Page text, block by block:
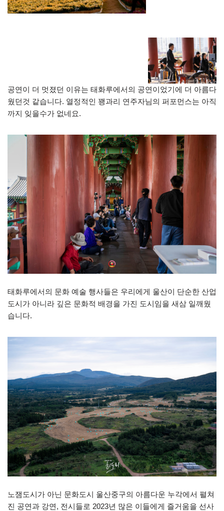
공연이 더 멋졌던 이유는 태화루에서의 공연이었기에 더 아름다
웠던것 같습니다. 열정적인 꽹과리 연주자님의 퍼포먼스는 아직
까지 잊을수가 없네요.
태화루에서의 문화 예술 행사들은 우리에게 울산이 단순한 산업
도시가 아니라 깊은 문화적 배경을 가진 도시임을 새삼 일깨웠
습니다.
노잼도시가 아닌 문화도시 울산중구의 아름다운 누각에서 펼쳐
진 공연과 강연, 전시들로 2023년 많은 이들에게 즐거움을 선사